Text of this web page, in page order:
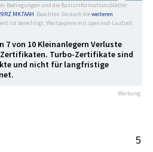
Bedingungen und die Basisinformationsblätter
MK7AAH. Beachten Sie auch dieweiteren
ist berechtigt, Wertpapiere mit open end-Laufzeit
7 von 10 Kleinanlegern Verluste
Turbo-Zertifikate sind
und nicht für langfristige
Werbung
5